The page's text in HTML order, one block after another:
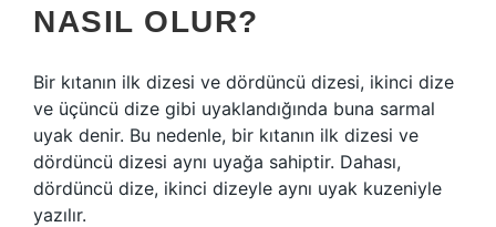
NASIL OLUR?
Bir kıtanın ilk dizesi ve dördüncü dizesi, ikinci dize
ve üçüncü dize gibi uyaklandığında buna sarmal
uyak denir. Bu nedenle, bir kıtanın ilk dizesi ve
dördüncü dizesi aynı uyağa sahiptir. Dahası,
dördüncü dize, ikinci dizeyle aynı uyak kuzeniyle
yazılır.